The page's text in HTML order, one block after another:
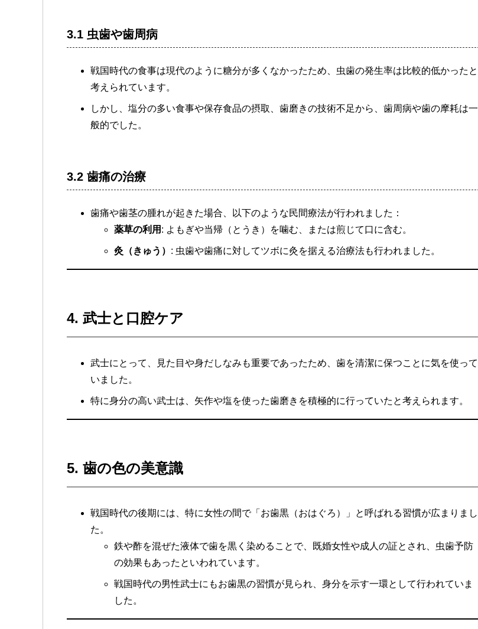
3.1 虫歯や歯周病
戦国時代の食事は現代のように糖分が多くなかったため、虫歯の発生率は比較的低かったと
考えられています。
しかし、塩分の多い食事や保存食品の摂取、歯磨きの技術不足から、歯周病や歯の摩耗は一
般的でした。
3.2 歯痛の治療
歯痛や歯茎の腫れが起きた場合、以下のような民間療法が行われました：
薬草の利用 : よもぎや当帰（とうき）を噛む、または煎じて口に含む。
灸（きゅう） : 虫歯や歯痛に対してツボに灸を据える治療法も行われました。
4. 武士と口腔ケア
武士にとって、見た目や身だしなみも重要であったため、歯を清潔に保つことに気を使って
いました。
特に身分の高い武士は、矢作や塩を使った歯磨きを積極的に行っていたと考えられます。
5. 歯の色の美意識
戦国時代の後期には、特に女性の間で「お歯黒（おはぐろ）」と呼ばれる習慣が広まりまし
た。
鉄や酢を混ぜた液体で歯を黒く染めることで、既婚女性や成人の証とされ、虫歯予防
の効果もあったといわれています。
戦国時代の男性武士にもお歯黒の習慣が見られ、身分を示す一環として行われていま
した。